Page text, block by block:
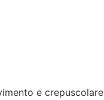
e crepuscolare